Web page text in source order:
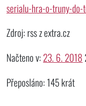
serialu-hra-o-truny-
Zdroj: rss z extra.cz
Načteno v: 23. 6. 2018
Přeposláno: 145 krát